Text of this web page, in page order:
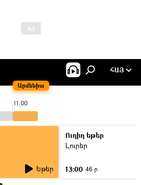
Արմենիա
ՀԱՅ
11:00
Եթեր
Ուղիղ եթեր
Լուրեր
13:00 46 ր